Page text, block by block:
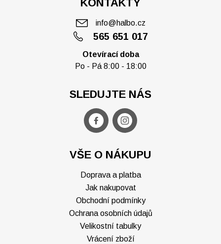
KONTAKTY
565 651 017
info@halbo.cz
Otevírací doba
Po - Pá 8:00 - 18:00
VŠE O NÁKUPU
Doprava a platba
Jak nakupovat
Obchodní podmínky
Ochrana osobních údajů
Velikostní tabulky
Vrácení zboží
SLEDUJTE NÁS